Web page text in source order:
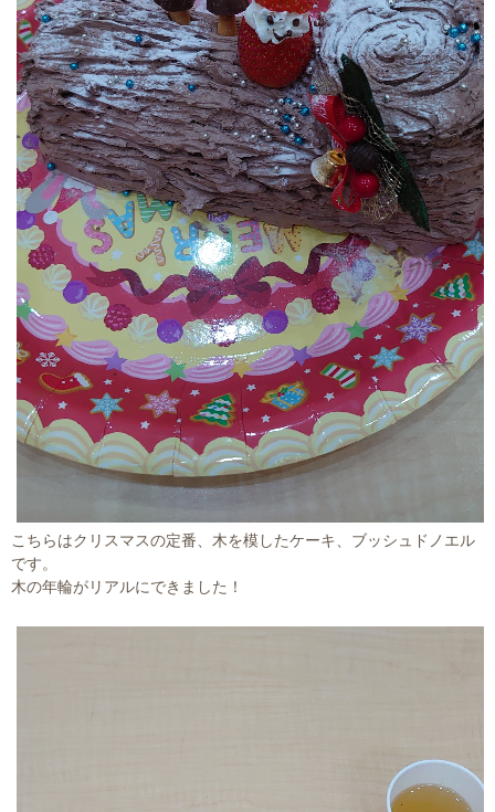
こちらはクリスマスの定番、木を模したケーキ、ブッシュドノエル
です。
木の年輪がリアルにできました！